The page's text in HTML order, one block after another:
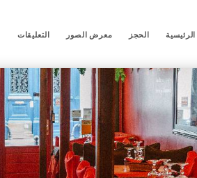
الحجز معرض الصور التعليقات